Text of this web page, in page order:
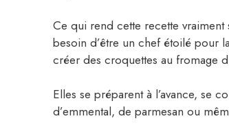
Ce qui rend cette recette vraiment
besoin d’être un chef étoilé pour
créer des croquettes au fromage
Elles se préparent à l’avance, se
d’emmental, de parmesan ou